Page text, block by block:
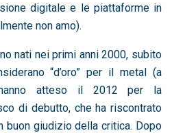
digitale e le piattaforme in
non amo).
nati nei primi anni 2000, subito
“d’oro” per il metal (a
atteso il 2012 per la
di debutto, che ha riscontrato
buon giudizio della critica. Dopo